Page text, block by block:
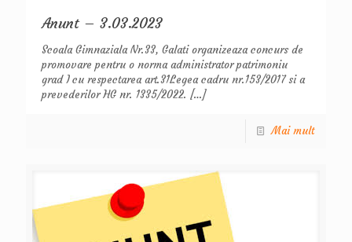
Anunt – 3.03.2023
Scoala Gimnaziala Nr.33, Galati organizeaza concurs de
promovare pentru o norma administrator patrimoniu
grad I cu respectarea art.31Legea cadru nr.153/2017 si a
prevederilor HG nr. 1335/2022. […]
Mai mult